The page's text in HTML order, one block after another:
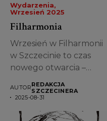
Wydarzenia
Wrzesień 2025
Filharmonia
Wrzesień w Filharmonii
w Szczecinie to czas
nowego otwarcia –
AUTORREDAKCJA
SZCZECINERA
2025-08-31